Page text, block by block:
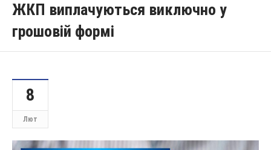
ЖКП виплачуються виключно у
грошовій формі
8
Лют